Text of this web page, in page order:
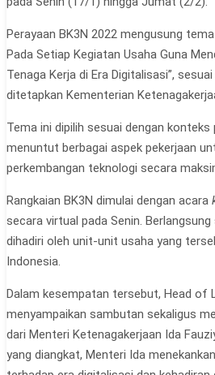
Perayaan BK3N 2022 mengusung
Pada Setiap Kegiatan Usaha Guna
Tenaga Kerja di Era Digitalisasi”,
ditetapkan Kementerian
Tema ini dipilih sesuai dengan konteks
menuntut berbagai aspek pekerjaan
perkembangan teknologi secara
Rangkaian BK3N dimulai dengan acara
secara virtual pada Senin.
dihadiri oleh unit-unit usaha yang
Indonesia.
Dalam kesempatan tersebut, Head of
menyampaikan sambutan sekaligus
dari Menteri Ketenagakerjaan Ida
yang diangkat, Menteri Ida